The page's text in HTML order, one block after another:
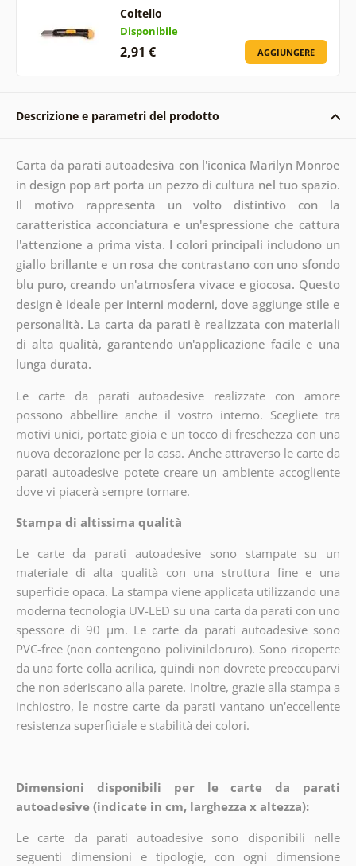
Coltello
Disponibile
2,91 € AGGIUNGERE
Descrizione e parametri del prodotto
Carta da parati autoadesiva con l'iconica Marilyn Monroe
in design pop art porta un pezzo di cultura nel tuo spazio.
Il motivo rappresenta un volto distintivo con la
caratteristica acconciatura e un'espressione che cattura
l'attenzione a prima vista. I colori principali includono un
giallo brillante e un rosa che contrastano con uno sfondo
blu puro, creando un'atmosfera vivace e giocosa. Questo
design è ideale per interni moderni, dove aggiunge stile e
personalità. La carta da parati è realizzata con materiali
di alta qualità, garantendo un'applicazione facile e una
lunga durata.
Le carte da parati autoadesive realizzate con amore
possono abbellire anche il vostro interno. Scegliete tra
motivi unici, portate gioia e un tocco di freschezza con una
nuova decorazione per la casa. Anche attraverso le carte da
parati autoadesive potete creare un ambiente accogliente
dove vi piacerà sempre tornare.
Stampa di altissima qualità
Le carte da parati autoadesive sono stampate su un
materiale di alta qualità con una struttura fine e una
superficie opaca. La stampa viene applicata utilizzando una
moderna tecnologia UV-LED su una carta da parati con uno
spessore di 90 µm. Le carte da parati autoadesive sono
PVC-free (non contengono polivinilcloruro). Sono ricoperte
da una forte colla acrilica, quindi non dovrete preoccuparvi
che non aderiscano alla parete. Inoltre, grazie alla stampa a
inchiostro, le nostre carte da parati vantano un'eccellente
resistenza superficiale e stabilità dei colori.
Dimensioni disponibili per le carte da parati
autoadesive (indicate in cm, larghezza x altezza):
Le carte da parati autoadesive sono disponibili nelle
seguenti dimensioni e tipologie, con ogni dimensione